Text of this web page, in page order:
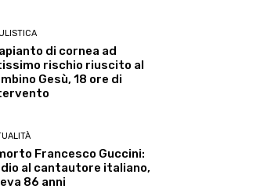
di cornea ad
rischio riuscito al
Gesù, 18 ore di
Francesco Guccini:
al cantautore italiano,
86 anni